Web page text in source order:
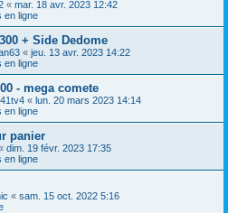
« mar. 18 avr. 2023 12:42
en ligne
+ Side Dedome
« jeu. 13 avr. 2023 14:22
en ligne
- mega comete
« lun. 20 mars 2023 14:14
en ligne
panier
dim. 19 févr. 2023 17:35
en ligne
« sam. 15 oct. 2022 5:16